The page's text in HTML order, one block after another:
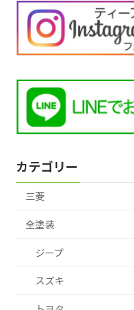
カテゴリー
三菱
全塗装
ジープ
スズキ